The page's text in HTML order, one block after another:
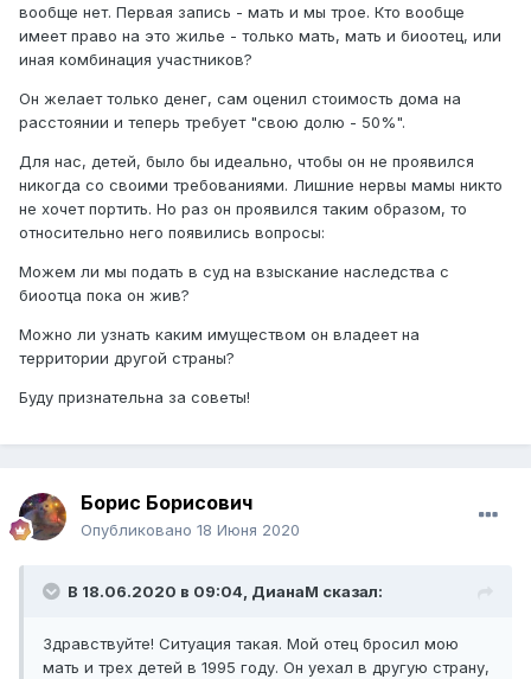
вообще нет. Первая запись - мать и мы трое. Кто вообще
имеет право на это жилье - только мать, мать и биоотец, или
иная комбинация участников?
Он желает только денег, сам оценил стоимость дома на
расстоянии и теперь требует "свою долю - 50%".
Для нас, детей, было бы идеально, чтобы он не проявился
никогда со своими требованиями. Лишние нервы мамы никто
не хочет портить. Но раз он проявился таким образом, то
относительно него появились вопросы:
Можем ли мы подать в суд на взыскание наследства с
биоотца пока он жив?
Можно ли узнать каким имуществом он владеет на
территории другой страны?
Буду признательна за советы!
Борис Борисович
Опубликовано 18 Июня 2020
В 18.06.2020 в 09:04, ДианаМ сказал:
Здравствуйте! Ситуация такая. Мой отец бросил мою
мать и трех детей в 1995 году. Он уехал в другую страну,